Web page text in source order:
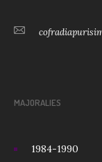
MAJORALIES
1984-1990